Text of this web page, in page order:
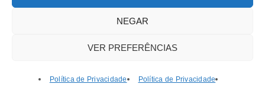
NEGAR
VER PREFERÊNCIAS
Política de Privacidade Política de Privacidade
© 2021 RATATUI | All Rights Reserved – Direitos Reservados |